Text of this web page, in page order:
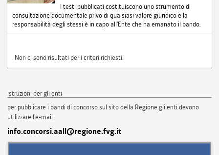
I testi pubblicati costituiscono uno strumento di
consultazione documentale privo di qualsiasi valore giuridico e la
responsabilità degli stessi è in capo all'Ente che ha emanato il bando.
Non ci sono risultati per i criteri richiesti.
istruzioni per gli enti
per pubblicare i bandi di concorso sul sito della Regione gli enti devono
utilizzare l'e-mail
info.concorsi.aall@regione.fvg.it